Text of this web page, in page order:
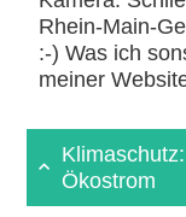
Rhein-Main-
:-) Was ich
meiner
Ökostrom